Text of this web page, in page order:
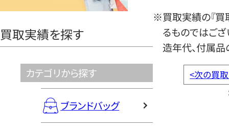
買取実績を探す
カテゴリから探す
ブランドバッグ
※買取実績の『買
るものではござ
造年代、付属品
<次の買